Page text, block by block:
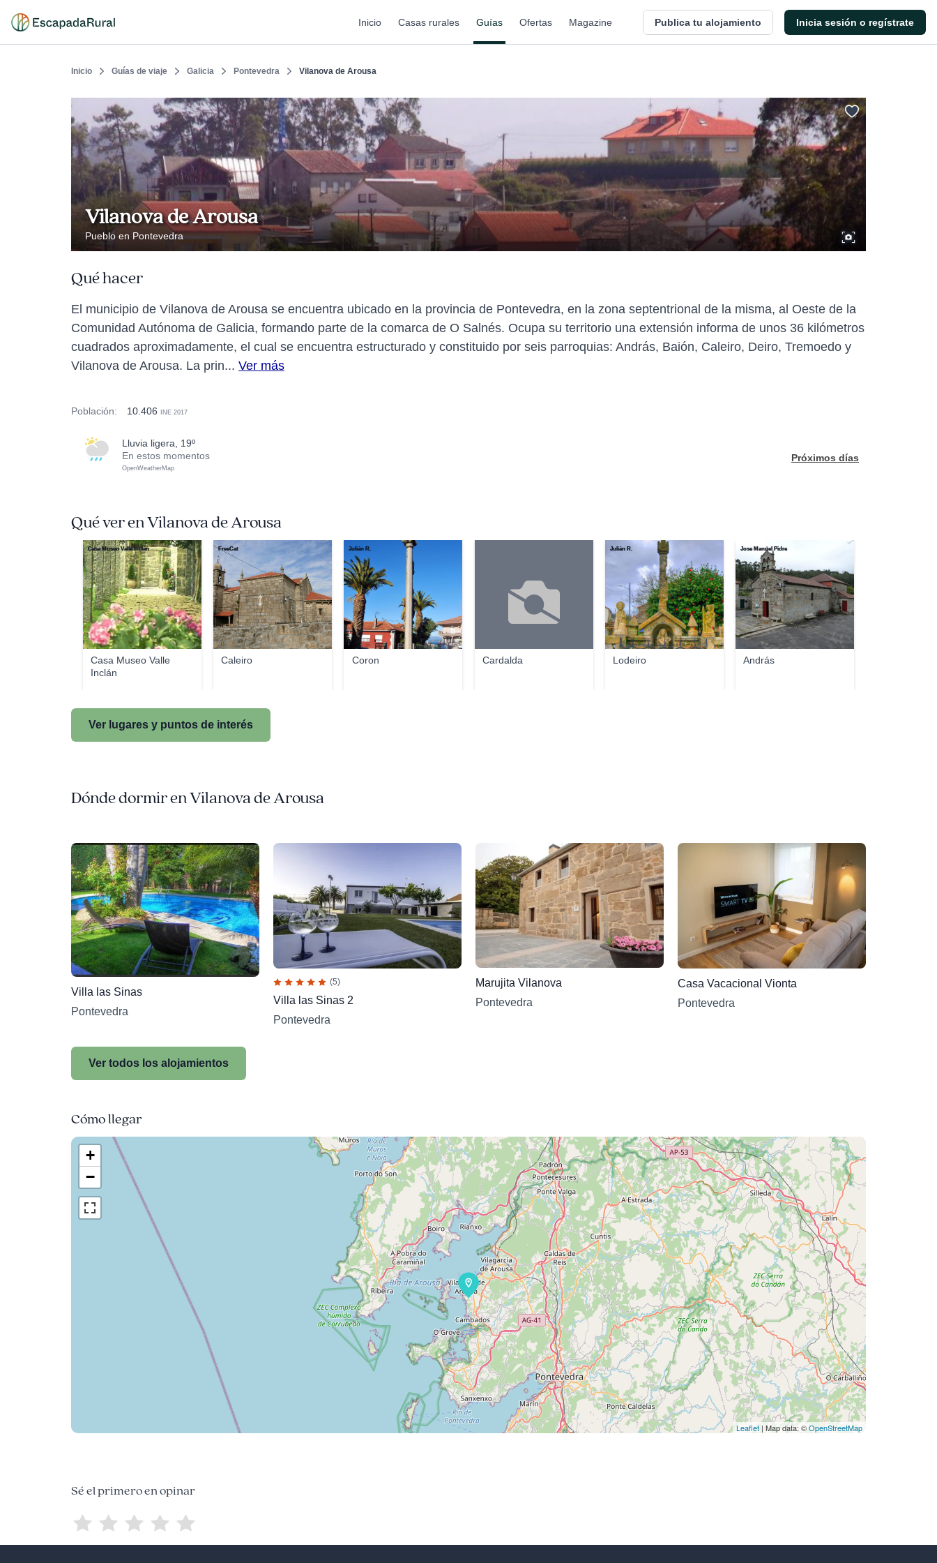
Inicio Casas rurales Guías Ofertas Magazine Publica tu alojamiento Inicia sesión o regístrate
Inicio Guías de viaje Galicia Pontevedra Vilanova de Arousa
Vilanova de Arousa
Pueblo en Pontevedra
Qué hacer
El municipio de Vilanova de Arousa se encuentra ubicado en la provincia de Pontevedra, en la zona septentrional de la misma, al Oeste de la
Comunidad Autónoma de Galicia, formando parte de la comarca de O Salnés. Ocupa su territorio una extensión informa de unos 36 kilómetros
cuadrados aproximadamente, el cual se encuentra estructurado y constituido por seis parroquias: András, Baión, Caleiro, Deiro, Tremoedo y
Vilanova de Arousa. La prin... Ver más
Población: 10.406 INE 2017
lluvia ligera, 19º
En estos momentos
OpenWeatherMap
Próximos días
Qué ver en Vilanova de Arousa
Casa Museo Valle
Inclán
Casa Museo Valle Inclán
Caleiro
FreeCat
Coron
Julián R.
Cardalda Lodeiro
Julián R.
András
Jose Manuel Pidre
Ver lugares y puntos de interés
Dónde dormir en Vilanova de Arousa
Villa las Sinas
Pontevedra
(5)
Villa las Sinas 2
Pontevedra
Marujita Vilanova
Pontevedra
Casa Vacacional Vionta
Pontevedra
Ver todos los alojamientos
Cómo llegar
+
−
Leaflet | Map data: ©OpenStreetMap
Sé el primero en opinar